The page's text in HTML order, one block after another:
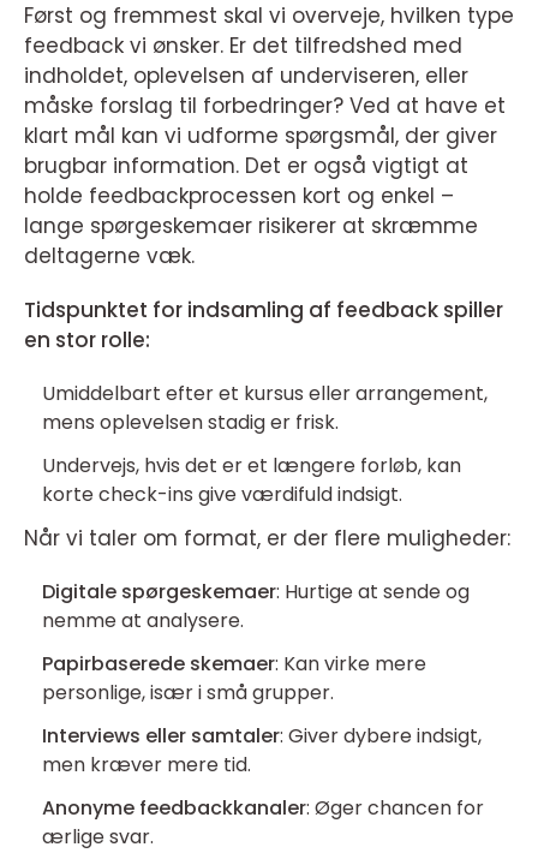
Først og fremmest skal vi overveje, hvilken type
feedback vi ønsker. Er det tilfredshed med
indholdet, oplevelsen af underviseren, eller
måske forslag til forbedringer? Ved at have et
klart mål kan vi udforme spørgsmål, der giver
brugbar information. Det er også vigtigt at
holde feedbackprocessen kort og enkel –
lange spørgeskemaer risikerer at skræmme
deltagerne væk.
Tidspunktet for indsamling af feedback spiller
en stor rolle:
Umiddelbart efter et kursus eller arrangement,
mens oplevelsen stadig er frisk.
Undervejs, hvis det er et længere forløb, kan
korte check-ins give værdifuld indsigt.
Når vi taler om format, er der flere muligheder:
Digitale spørgeskemaer: Hurtige at sende og
nemme at analysere.
Papirbaserede skemaer: Kan virke mere
personlige, især i små grupper.
Interviews eller samtaler: Giver dybere indsigt,
men kræver mere tid.
Anonyme feedbackkanaler: Øger chancen for
ærlige svar.